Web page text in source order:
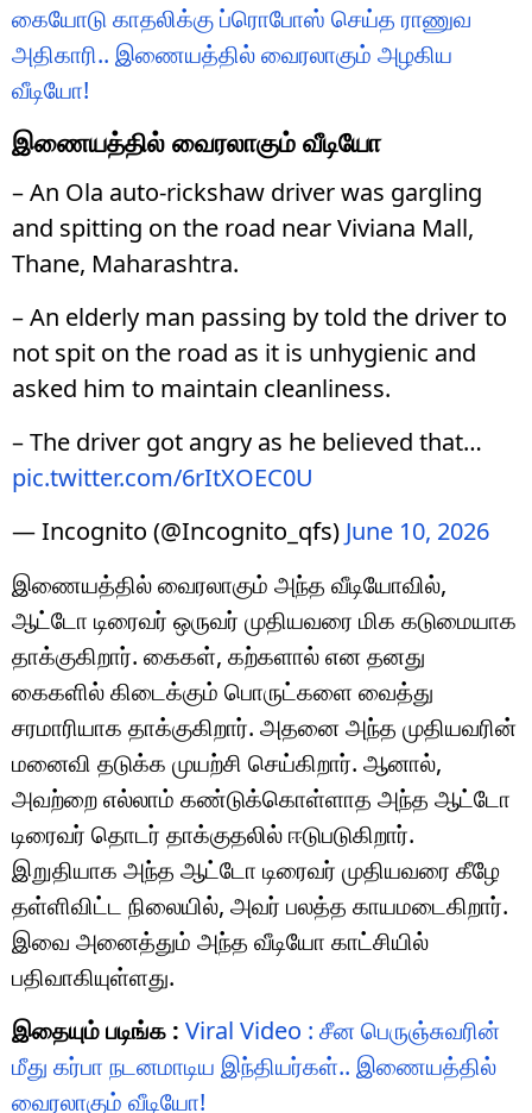
கையோடு காதலிக்கு ப்ரொபோஸ் செய்த ராணுவ
அதிகாரி.. இணையத்தில் வைரலாகும் அழகிய
வீடியோ!
இணையத்தில் வைரலாகும் வீடியோ
– An Ola auto-rickshaw driver was gargling
and spitting on the road near Viviana Mall,
Thane, Maharashtra.
– An elderly man passing by told the driver to
not spit on the road as it is unhygienic and
asked him to maintain cleanliness.
– The driver got angry as he believed that…
pic.twitter.com/6rItXOEC0U
— Incognito (@Incognito_qfs) June 10, 2026
இணையத்தில் வைரலாகும் அந்த வீடியோவில்,
ஆட்டோ டிரைவர் ஒருவர் முதியவரை மிக கடுமையாக
தாக்குகிறார். கைகள், கற்களால் என தனது
கைகளில் கிடைக்கும் பொருட்களை வைத்து
சரமாரியாக தாக்குகிறார். அதனை அந்த முதியவரின்
மனைவி தடுக்க முயற்சி செய்கிறார். ஆனால்,
அவற்றை எல்லாம் கண்டுக்கொள்ளாத அந்த ஆட்டோ
டிரைவர் தொடர் தாக்குதலில் ஈடுபடுகிறார்.
இறுதியாக அந்த ஆட்டோ டிரைவர் முதியவரை கீழே
தள்ளிவிட்ட நிலையில், அவர் பலத்த காயமடைகிறார்.
இவை அனைத்தும் அந்த வீடியோ காட்சியில்
பதிவாகியுள்ளது.
இதையும் படிங்க : Viral Video : சீன பெருஞ்சுவரின்
மீது கர்பா நடனமாடிய இந்தியர்கள்.. இணையத்தில்
வைரலாகும் வீடியோ!